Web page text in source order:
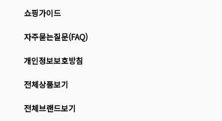
쇼핑가이드
자주묻는질문(FAQ)
개인정보보호방침
전체상품보기
전체브랜드보기